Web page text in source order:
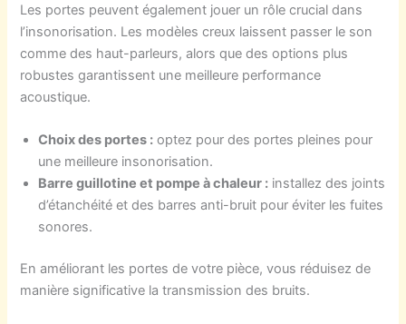
Les portes peuvent également jouer un rôle crucial dans
l’insonorisation. Les modèles creux laissent passer le son
comme des haut-parleurs, alors que des options plus
robustes garantissent une meilleure performance
acoustique.
Choix des portes : optez pour des portes pleines pour
une meilleure insonorisation.
Barre guillotine et pompe à chaleur : installez des joints
d’étanchéité et des barres anti-bruit pour éviter les fuites
sonores.
En améliorant les portes de votre pièce, vous réduisez de
manière significative la transmission des bruits.